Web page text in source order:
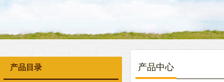
产品目录 产品中心